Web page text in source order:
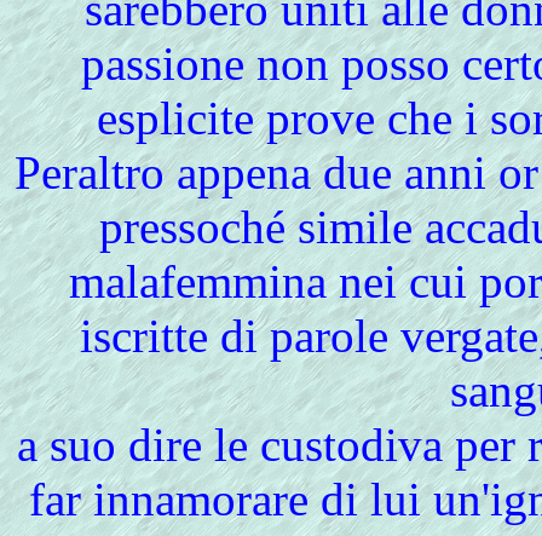
passione non posso
esplicite prove che i
Peraltro appena due anni
pressoché simile
malafemmina nei cui
iscritte di parole
a suo dire le custodiva
far innamorare di lui